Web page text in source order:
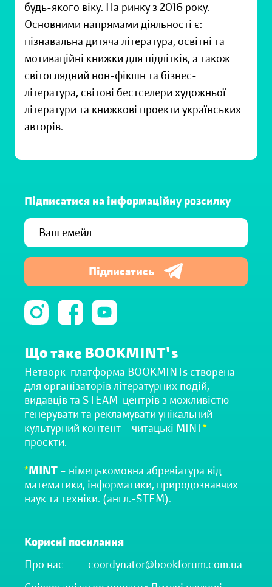
будь-якого віку. На ринку з 2016 року.
Основними напрямами діяльності є:
пізнавальна дитяча література, освітні та
мотиваційні книжки для підлітків, а також
світоглядний нон-фікшн та бізнес-
література, світові бестселери художньої
літератури та книжкові проекти українських
авторів.
Що таке BOOKMINT's
Нетворк-платформа BOOKMINTs створена
для організаторів літературних подій,
видавців та STEAM-центрів з можливістю
генерувати та рекламувати унікальний
культурний контент – читацькі MINT*-
проєкти.
*MINT – німецькомовна абревіатура від
математики, інформатики, природознавчих
наук та техніки. (англ.-STEM).
Підписатися на інформаційну розсилку
Підписатись
Корисні посилання
Про нас
coordynator@bookforum.com.ua